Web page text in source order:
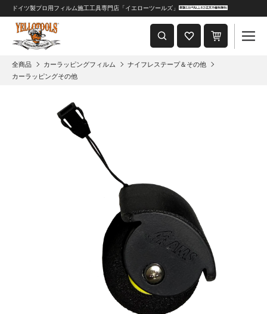
重要なおしらせ
2024年8月1日 価格改定につきまして
ドイツ製プロ用フィルム施工工具専門店「イエローツールズ」
全商品 カーラッピングフィルム
ナイフレステープ＆その他
カーラッピングその他